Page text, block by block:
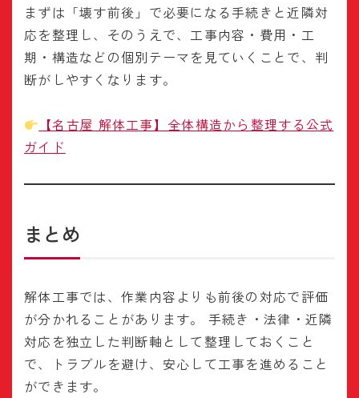
まずは「壊す前後」で必要になる手続きと近隣対
応を整理し、そのうえで、工事内容・費用・工
期・構造などの個別テーマを見ていくことで、判
断がしやすくなります。
【名古屋 解体工事】全体構造から整理する公式
ガイド
まとめ
解体工事では、作業内容よりも前後の対応で評価
が分かれることがあります。 手続き・法律・近隣
対応を独立した判断軸として整理しておくこと
で、トラブルを避け、安心して工事を進めること
ができます。